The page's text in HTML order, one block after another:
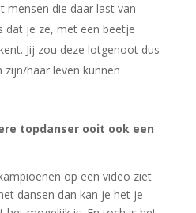
mensen die daar last van
dat je ze, met een beetje
Jij zou deze lotgenoot dus
zijn/haar leven kunnen
topdanser ooit ook een
op een video ziet
dansen dan kan je het je